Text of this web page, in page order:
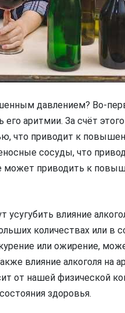
давлением? Во-
аритмии. За счёт
что приводит к
сосуды, что
может приводить к
влияние
количествах или в
или ожирение,
влияние алкоголя на
от нашей физической
здоровья.